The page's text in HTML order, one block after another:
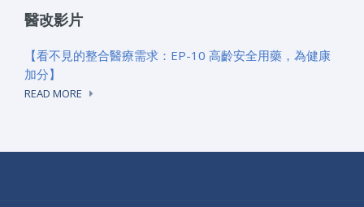
醫改影片
【看不見的整合醫療需求：EP-10 高齡安全用藥，為健康
加分】
READ MORE